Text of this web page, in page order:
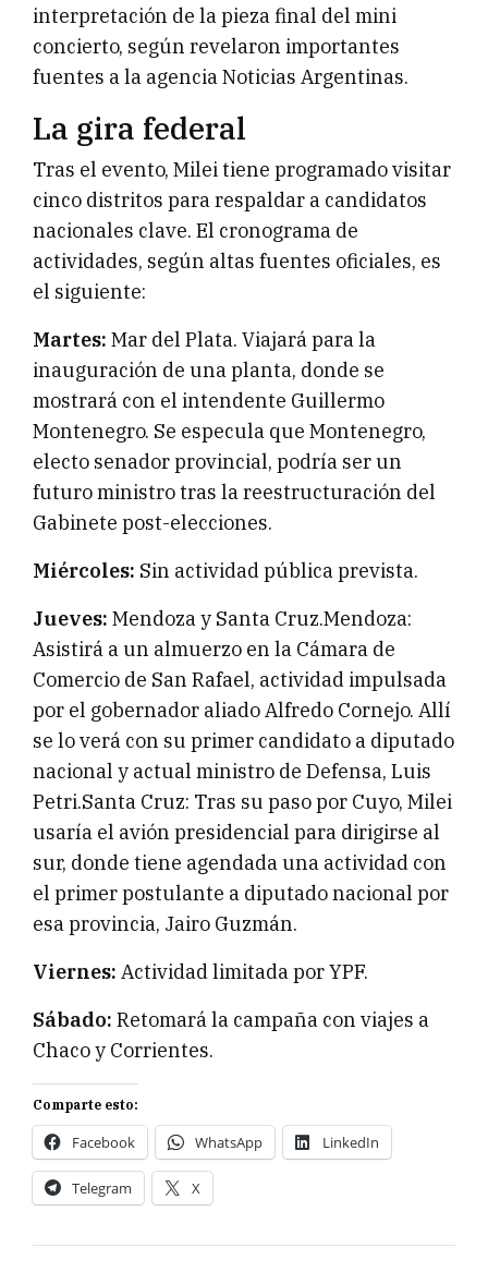
interpretación de la pieza final del mini
concierto, según revelaron importantes
fuentes a la agencia Noticias Argentinas.
La gira federal
Tras el evento, Milei tiene programado visitar
cinco distritos para respaldar a candidatos
nacionales clave. El cronograma de
actividades, según altas fuentes oficiales, es
el siguiente:
Martes: Mar del Plata. Viajará para la
inauguración de una planta, donde se
mostrará con el intendente Guillermo
Montenegro. Se especula que Montenegro,
electo senador provincial, podría ser un
futuro ministro tras la reestructuración del
Gabinete post-elecciones.
Miércoles: Sin actividad pública prevista.
Jueves: Mendoza y Santa Cruz.Mendoza:
Asistirá a un almuerzo en la Cámara de
Comercio de San Rafael, actividad impulsada
por el gobernador aliado Alfredo Cornejo. Allí
se lo verá con su primer candidato a diputado
nacional y actual ministro de Defensa, Luis
Petri.Santa Cruz: Tras su paso por Cuyo, Milei
usaría el avión presidencial para dirigirse al
sur, donde tiene agendada una actividad con
el primer postulante a diputado nacional por
esa provincia, Jairo Guzmán.
Viernes: Actividad limitada por YPF.
Sábado: Retomará la campaña con viajes a
Chaco y Corrientes.
Comparte esto:
Facebook WhatsApp LinkedIn
Telegram X